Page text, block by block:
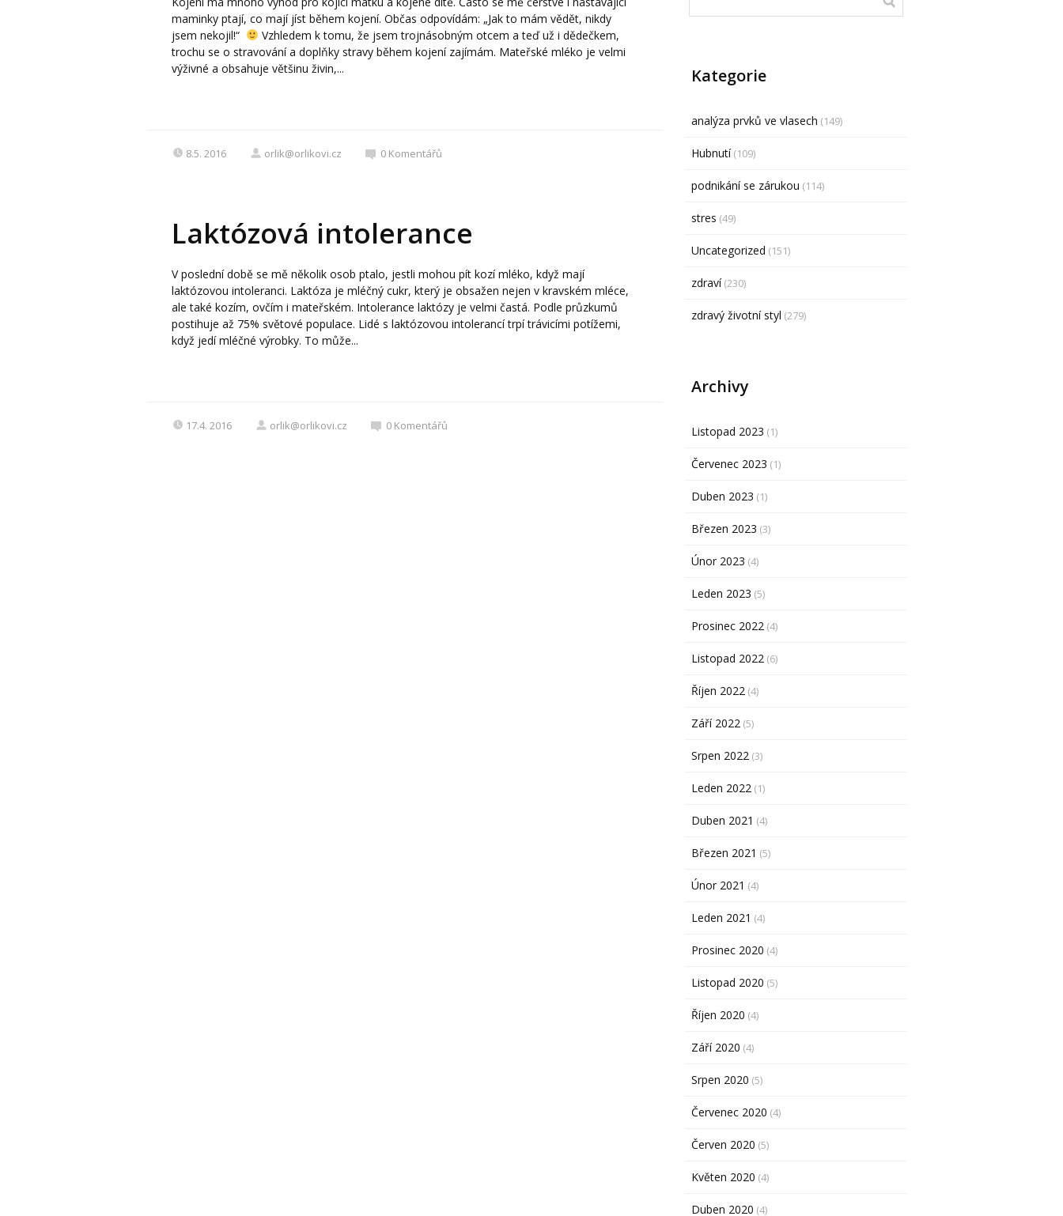
maminky ptají, co mají jíst během kojení. Občas odpovídám: „Jak to mám vědět, nikdy
jsem nekojil!“
Vzhledem k tomu, že jsem trojnásobným otcem a teď už i dědečkem,
trochu se o stravování a doplňky stravy během kojení zajímám. Mateřské mléko je velmi
výživné a obsahuje většinu živin,...
8.5. 2016 orlik@orlikovi.cz 0 Komentářů
Laktózová intolerance
V poslední době se mě několik osob ptalo, jestli mohou pít kozí mléko, když mají
laktózovou intoleranci. Laktóza je mléčný cukr, který je obsažen nejen v kravském mléce,
ale také kozím, ovčím i mateřském. Intolerance laktózy je velmi častá. Podle průzkumů
postihuje až 75% světové populace. Lidé s laktózovou intolerancí trpí trávicími potížemi,
když jedí mléčné výrobky. To může...
17.4. 2016 orlik@orlikovi.cz 0 Komentářů
Kategorie
analýza prvků ve vlasech (149)
Hubnutí(109)
podnikání se zárukou (114)
stres (49)
Uncategorized (151)
zdraví(230)
zdravý životní styl (279)
Archivy
Listopad 2023 (1)
Červenec 2023 (1)
Duben 2023 (1)
Březen 2023 (3)
Únor 2023 (4)
Leden 2023 (5)
Prosinec 2022 (4)
Listopad 2022 (6)
Říjen 2022 (4)
Září 2022 (5)
Srpen 2022 (3)
Leden 2022 (1)
Duben 2021 (4)
Březen 2021 (5)
Únor 2021 (4)
Leden 2021 (4)
Prosinec 2020 (4)
Listopad 2020 (5)
Říjen 2020 (4)
Září 2020 (4)
Srpen 2020 (5)
Červenec 2020 (4)
Červen 2020 (5)
Květen 2020 (4)
Duben 2020 (4)